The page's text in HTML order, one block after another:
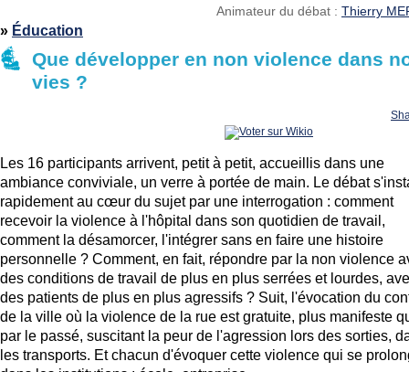
Animateur du débat : Thierry
» Éducation
Que développer en non violence dans
vies ?
Les 16 participants arrivent, petit à petit, accueillis dans une
ambiance conviviale, un verre à portée de main. Le débat
rapidement au cœur du sujet par une interrogation : comment
recevoir la violence à l'hôpital dans son quotidien de travail,
comment la désamorcer, l'intégrer sans en faire une histoire
personnelle ? Comment, en fait, répondre par la non violence
des conditions de travail de plus en plus serrées et lourdes,
des patients de plus en plus agressifs ? Suit, l'évocation du
de la ville où la violence de la rue est gratuite, plus manifeste
par le passé, suscitant la peur de l'agression lors des sorties,
les transports. Et chacun d'évoquer cette violence qui se